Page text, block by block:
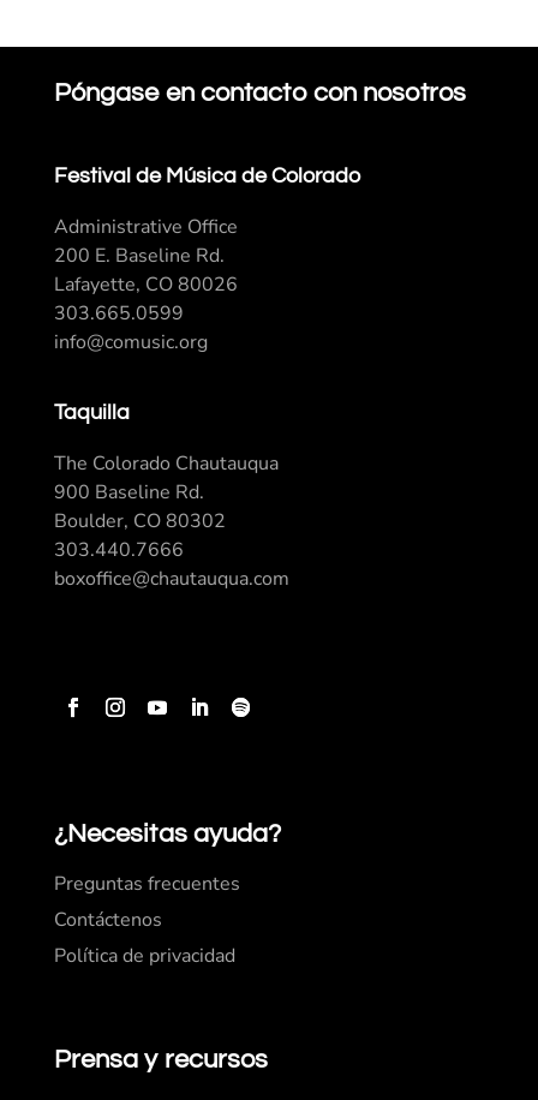
Póngase en contacto con nosotros
Festival de Música de Colorado
Administrative Office
200 E. Baseline Rd.
Lafayette, CO 80026
303.665.0599
info@comusic.org
Taquilla
The Colorado Chautauqua
900 Baseline Rd.
Boulder, CO 80302
303.440.7666
boxoffice@chautauqua.com
¿Necesitas ayuda?
Preguntas frecuentes
Contáctenos
Política de privacidad
Prensa y recursos